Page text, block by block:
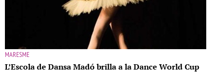
MARESME
L’Escola de Dansa Madó brilla a la Dance World Cup